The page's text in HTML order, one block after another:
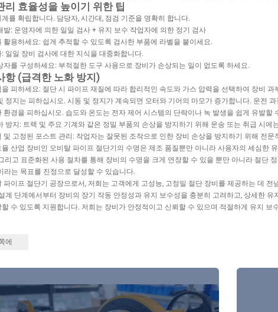
리 효율성을 높이기 위한 팁
를 확립합니다. 담당자, 시간대, 점검 기준을 명확히 합니다.
발: 운영자에 의한 일일 검사 + 유지 보수 작업자에 의한 정기 검사
활용하세요: 쉽게 추적할 수 있도록 검사한 부품에 라벨을 붙이세요.
일일 장비 검사에 대한 지식을 대중화합니다.
자를 구성하세요: 부적절한 도구 사용으로 장비가 손상되는 일이 없도록 하세요.
항 (급격한 노화 방지)
피하세요: 절단 시 파이프 재질에 따라 합리적인 속도와 가스 압력을 선택하여 장비 과
정지는 피하십시오. 시동 및 정지가 계속되면 모터와 기어의 마모가 증가합니다. 운전
환경을 피하십시오. 습도와 온도는 전자 제어 시스템의 단락이나 녹 발생을 쉽게 유발
방지: 트랙 및 주요 기계와 같은 정밀 부품의 손상을 방지하기 위해 운송 또는 취급 시에
및 고정된 포스트 관리: 작업자는 잘못된 조작으로 인한 장비 손상을 방지하기 위해 전문
율 산업 장비인 오비탈 파이프 절단기의 수명은 제조 품질뿐만 아니라 사용자의 세심한
리고 표준화된 사용 절차를 통해 장비의 수명을 크게 연장할 수 있을 뿐만 아니라 절단
라는 목표를 진정으로 달성할 수 있습니다.
파이프 절단기 공장으로서, 저희는 고객에게 고성능, 고정밀 절단 장비를 제공하는 데
계 단계에서부터 장비의 장기 작동 안정성과 유지 보수성을 충분히 고려하고, 상세한
할 수 있도록 지원합니다. 저희는 장비가 안정적이고 신뢰할 수 있으며 적절하게 유지
에